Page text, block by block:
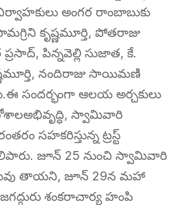
అంగర రాంబాబుకు
కృష్ణమూర్తి, పోతరాజు
పిన్నవెల్లి సుజాత, కే.
నందిరాజు సాయిమణి
సందర్భంగా ఆలయ అర్చకులు
స్వామివారి
సహకరిస్తున్న ట్రస్ట్
జూన్ 25 నుంచి స్వామివారి
తాయని, జూన్ 29న మహా
శంకరాచార్య హంపి